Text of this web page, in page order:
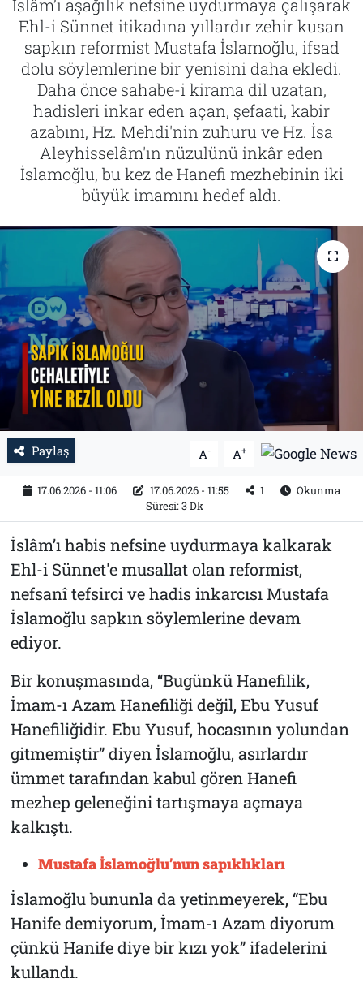
İslâm’ı aşağılık nefsine uydurmaya çalışarak
Ehl-i Sünnet itikadına yıllardır zehir kusan
sapkın reformist Mustafa İslamoğlu, ifsad
dolu söylemlerine bir yenisini daha ekledi.
Daha önce sahabe-i kirama dil uzatan,
hadisleri inkar eden açan, şefaati, kabir
azabını, Hz. Mehdi'nin zuhuru ve Hz. İsa
Aleyhisselâm'ın nüzulünü inkâr eden
İslamoğlu, bu kez de Hanefi mezhebinin iki
büyük imamını hedef aldı.
Paylaş A- A+
17.06.2026 - 11:06 17.06.2026 - 11:55 1
Okunma
Süresi: 3 Dk
İslâm’ı habis nefsine uydurmaya kalkarak
Ehl-i Sünnet'e musallat olan reformist,
nefsanî tefsirci ve hadis inkarcısı Mustafa
İslamoğlu sapkın söylemlerine devam
ediyor.
Bir konuşmasında, “Bugünkü Hanefilik,
İmam-ı Azam Hanefiliği değil, Ebu Yusuf
Hanefiliğidir. Ebu Yusuf, hocasının yolundan
gitmemiştir” diyen İslamoğlu, asırlardır
ümmet tarafından kabul gören Hanefi
mezhep geleneğini tartışmaya açmaya
kalkıştı.
Mustafa İslamoğlu’nun sapıklıkları
İslamoğlu bununla da yetinmeyerek, “Ebu
Hanife demiyorum, İmam-ı Azam diyorum
çünkü Hanife diye bir kızı yok” ifadelerini
kullandı.
Tarih
İletişim
Künye